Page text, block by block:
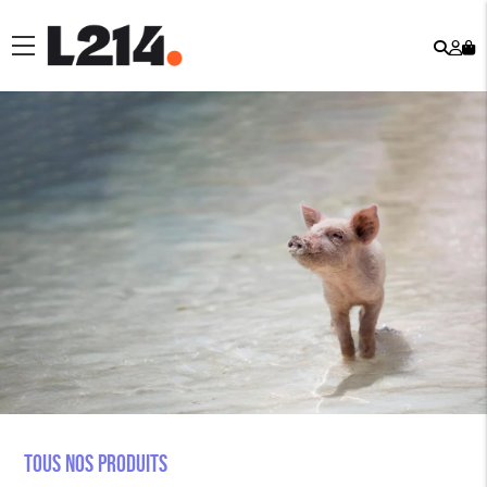
menu
Tous nos produits